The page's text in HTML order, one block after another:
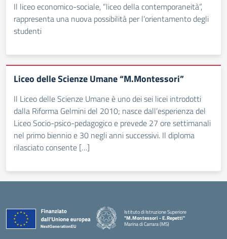
Il liceo economico-sociale, “liceo della contemporaneità”,
rappresenta una nuova possibilità per l’orientamento degli
studenti
Liceo delle Scienze Umane “M.Montessori”
Il Liceo delle Scienze Umane è uno dei sei licei introdotti
dalla Riforma Gelmini del 2010; nasce dall’esperienza del
Liceo Socio-psico-pedagogico e prevede 27 ore settimanali
nel primo biennio e 30 negli anni successivi. Il diploma
rilasciato consente […]
Istituto di Istruzione Superiore
"M.Montessori - E.Repetti"
Marina di Carrara (MS)